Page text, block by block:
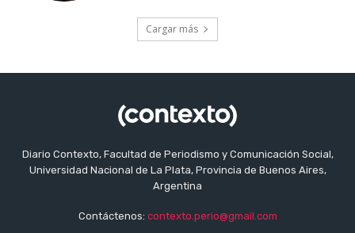
Cargar más
Diario Contexto, Facultad de Periodismo y Comunicación Social,
Universidad Nacional de La Plata, Provincia de Buenos Aires,
Argentina
Contáctenos: contexto.perio@gmail.com